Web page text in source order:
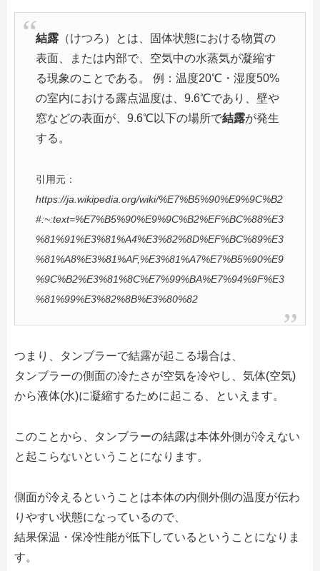
結露（けつろ）とは、固体状態における物質の
表面、または内部で、空気中の水蒸気が凝縮す
る現象のことである。 例：温度20℃・湿度50%
の室内における露点温度は、9.6℃であり、壁や
窓などの表面が、9.6℃以下の場所で結露が発生
する。
引用元：
https://ja.wikipedia.org/wiki/%E7%B5%90%E9%9C%B2
#:~:text=%E7%B5%90%E9%9C%B2%EF%BC%88%E3
%81%91%E3%81%A4%E3%82%8D%EF%BC%89%E3
%81%A8%E3%81%AF,%E3%81%A7%E7%B5%90%E9
%9C%B2%E3%81%8C%E7%99%BA%E7%94%9F%E3
%81%99%E3%82%8B%E3%80%82
つまり、タンブラーで結露が起こる場合は、
タンブラーの側面の冷たさが空気を冷やし、気体(空気)
から液体(水)に凝縮するために起こる、といえます。
このことから、タンブラーの結露は本体外側が冷えない
と起こらないということになります。
側面が冷えるということは本体の内側外側の温度が伝わ
りやすい状態になっているので、
結果保温・保冷性能が低下しているということになりま
す。